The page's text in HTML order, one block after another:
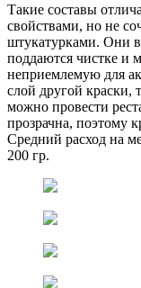
Такие составы
свойствами, но не
штукатурками. Они
поддаются чистке и
неприемлемую для
слой другой краски,
можно провести
прозрачна, поэтому
Средний расход на
200 гр.